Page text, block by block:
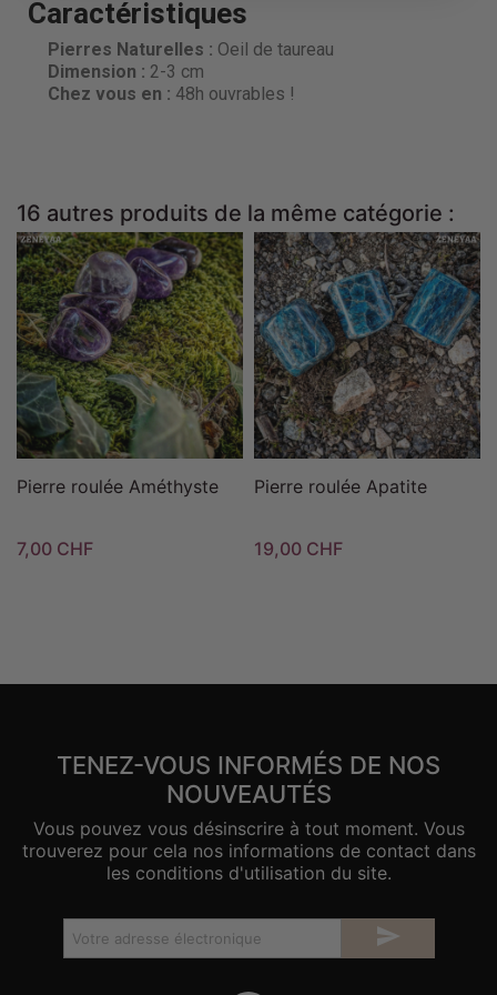
Caractéristiques
Pierres Naturelles : Oeil de taureau
Dimension : 2-3 cm
Chez vous en : 48h ouvrables !
16 autres produits de la même catégorie :
Pierre roulée Améthyste
7,00 CHF
Pierre roulée Apatite
19,00 CHF
TENEZ-VOUS INFORMÉS DE NOS
NOUVEAUTÉS
Vous pouvez vous désinscrire à tout moment. Vous
trouverez pour cela nos informations de contact dans
les conditions d'utilisation du site.
